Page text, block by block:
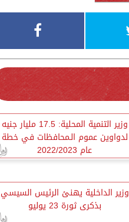
وزير التنمية المحلية: 17.5 مليار جنيه
لدواوين عموم الـمحافظات في خطة
عام 2022/2023
وزير الداخلية يهنئ الرئيس السيسي
بذكرى ثورة 23 يوليو